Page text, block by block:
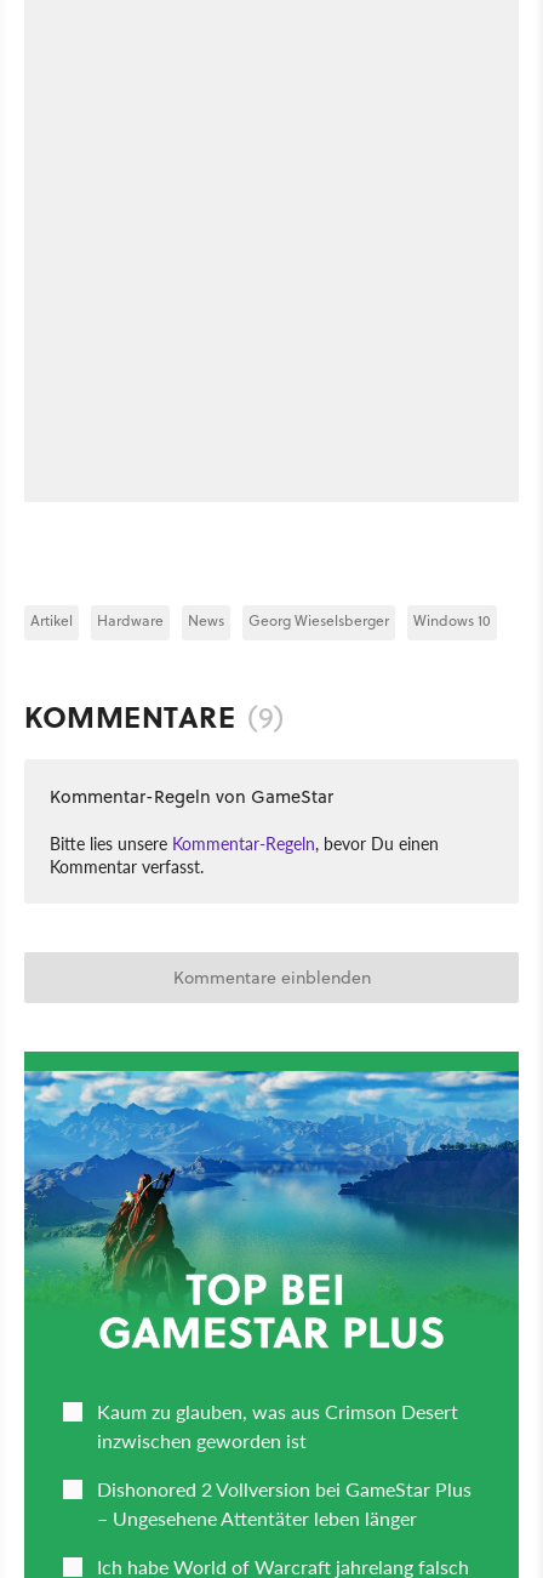
Artikel Hardware News Georg Wieselsberger Windows 10
KOMMENTARE (9)
Kommentar-Regeln von GameStar
Bitte lies unsere Kommentar-Regeln, bevor Du einen
Kommentar verfasst.
Kommentare einblenden